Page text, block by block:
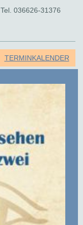
, Tel. 036626-31376
TERMINKALENDER